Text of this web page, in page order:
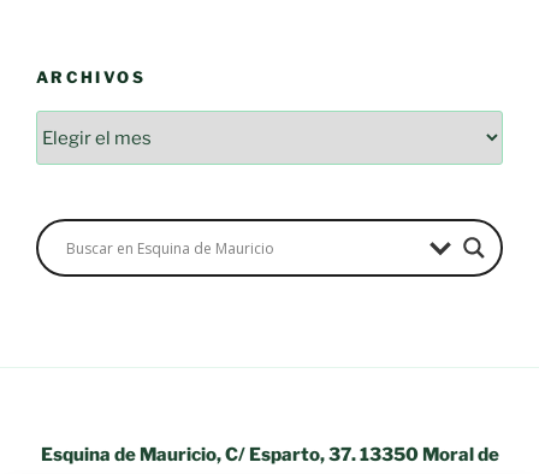
ARCHIVOS
Esquina de Mauricio, C/ Esparto, 37. 13350 Moral de